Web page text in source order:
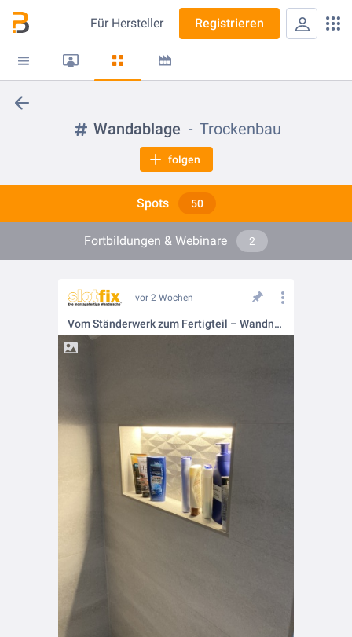
Für Hersteller Registrieren
Wandablage Trockenbau
folgen
Spots 50
Fortbildungen & Webinare 2
vor 2 Wochen
Vom Ständerwerk zum Fertigteil – Wandnischen für Bad & Dusche